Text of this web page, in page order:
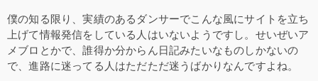
僕の知る限り、実績のあるダンサーでこんな風にサイトを立ち
上げて情報発信をしている人はいないようですし。せいぜいア
メブロとかで、誰得か分からん日記みたいなものしかないの
で、進路に迷ってる人はただただ迷うばかりなんですよね。